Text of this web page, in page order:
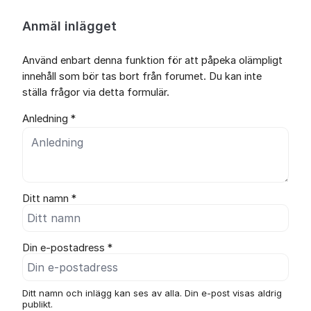
Anmäl inlägget
Använd enbart denna funktion för att påpeka olämpligt
innehåll som bör tas bort från forumet. Du kan inte
ställa frågor via detta formulär.
Anledning *
Ditt namn *
Din e-postadress *
Ditt namn och inlägg kan ses av alla. Din e-post visas aldrig
publikt.